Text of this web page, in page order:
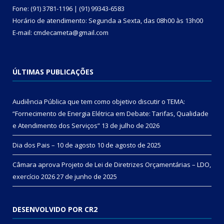
Fone: (91) 3781-1196 | (91) 99343-6583
Horário de atendimento: Segunda a Sexta, das 08h00 às 13h00
E-mail: cmdecameta@gmail.com
ÚLTIMAS PUBLICAÇÕES
Audiência Pública que tem como objetivo discutir o TEMA:
“Fornecimento de Energia Elétrica em Debate: Tarifas, Qualidade
e Atendimento dos Serviços” 13 de julho de 2026
Dia dos Pais – 10 de agosto 10 de agosto de 2025
Câmara aprova Projeto de Lei de Diretrizes Orçamentárias – LDO,
exercício 202627 de junho de 2025
DESENVOLVIDO POR CR2